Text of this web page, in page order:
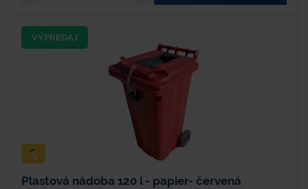
VÝPREDAJ
Plastová nádoba 120 l - papier- červená